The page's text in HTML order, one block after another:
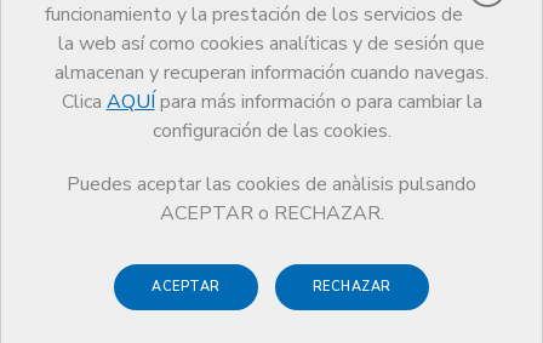
funcionamiento y la prestación de los servicios de
la web así como cookies analíticas y de sesión que
almacenan y recuperan información cuando navegas.
Clica AQUÍ para más información o para cambiar la
configuración de las cookies.
Puedes aceptar las cookies de anàlisis pulsando
ACEPTAR o RECHAZAR.
ACEPTAR RECHAZAR
Publicaciones
Comunicación
Sobre la desviación del espíritu del consentimiento informado y otras
reflexiones de interés en los ensayos clínicos
Responsabilitat mèdica i
Seguretat Clínica